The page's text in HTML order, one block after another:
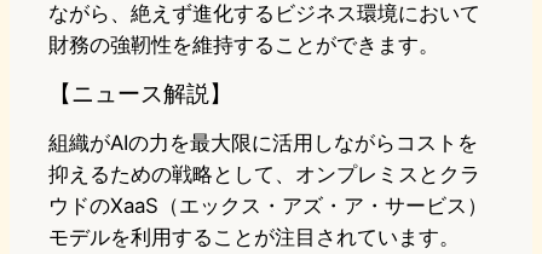
ながら、絶えず進化するビジネス環境において
財務の強靭性を維持することができます。
【ニュース解説】
組織がAIの力を最大限に活用しながらコストを
抑えるための戦略として、オンプレミスとクラ
ウドのXaaS（エックス・アズ・ア・サービス）
モデルを利用することが注目されています。